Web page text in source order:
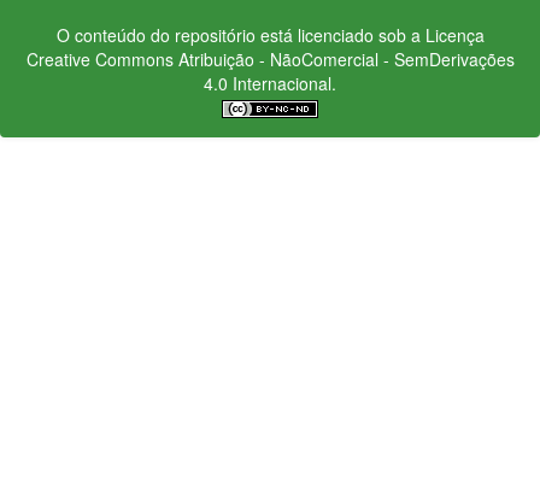
O conteúdo do repositório está licenciado sob a Licença
Creative CommonsAtribuição - NãoComercial - SemDerivações
4.0 Internacional.